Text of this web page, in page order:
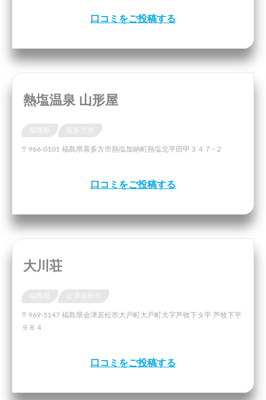
口コミをご投稿する
熱塩温泉 山形屋
〒966-0101 福島県喜多方市熱塩加納町熱塩北平田甲３４７−２
口コミをご投稿する
大川荘
〒969-5147 福島県会津若松市大戸町大戸町大字芦牧下タ平 芦牧下平
９８４
口コミをご投稿する